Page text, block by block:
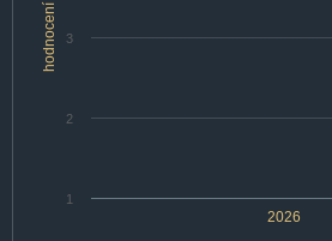
hodnocení
2026
1
2
3